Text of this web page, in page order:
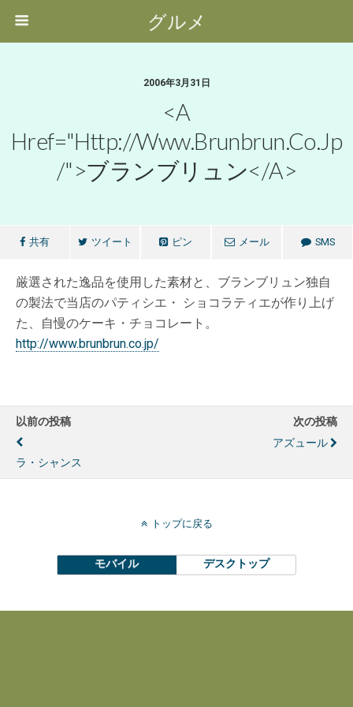
グルメ
2006年3月31日
<a
Href="http://www.brunbrun.co.jp
/">ブランブリュン</a>
共有 ツイート ピン メール SMS
厳選された逸品を使用した素材と、ブランブリュン独自
の製法で当店のパティシエ・ ショコラティエが作り上げ
た、自慢のケーキ・チョコレート。
http://www.brunbrun.co.jp/
以前の投稿
ラ・シャンス
次の投稿
アズュール
トップに戻る
モバイル デスクトップ